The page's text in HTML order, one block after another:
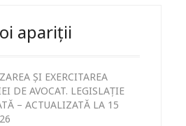
apariții
ȘI EXERCITAREA
DE AVOCAT. LEGISLAȚIE
– ACTUALIZATĂ LA 15